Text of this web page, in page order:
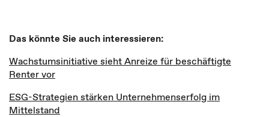
Das könnte Sie auch interessieren:
Wachstumsinitiative sieht Anreize für beschäftigte
Renter vor
ESG-Strategien stärken Unternehmenserfolg im
Mittelstand